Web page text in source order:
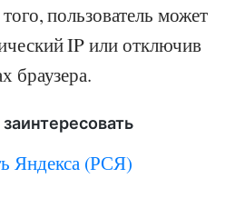
пользователь может
IP или отключив
браузера.
Яндекса (РСЯ)